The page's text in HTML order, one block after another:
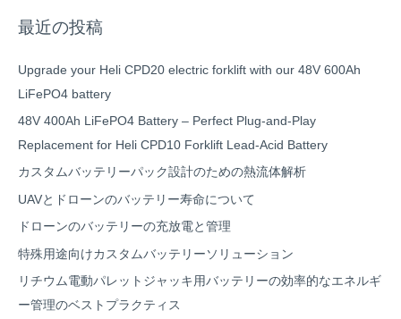
最近の投稿
Upgrade your Heli CPD20 electric forklift with our 48V 600Ah
LiFePO4 battery
48V 400Ah LiFePO4 Battery – Perfect Plug-and-Play
Replacement for Heli CPD10 Forklift Lead-Acid Battery
カスタムバッテリーパック設計のための熱流体解析
UAVとドローンのバッテリー寿命について
ドローンのバッテリーの充放電と管理
特殊用途向けカスタムバッテリーソリューション
リチウム電動パレットジャッキ用バッテリーの効率的なエネルギ
ー管理のベストプラクティス